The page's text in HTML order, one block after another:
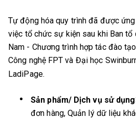
Tự động hóa quy trình đã được
việc tổ chức sự kiện sau khi Ban tổ
Nam - Chương trình hợp tác đào
Công nghệ FPT và Đại học
LadiPage.
Sản phẩm/ Dịch vụ sử dụng:
đơn hàng, Quản lý dữ liệu